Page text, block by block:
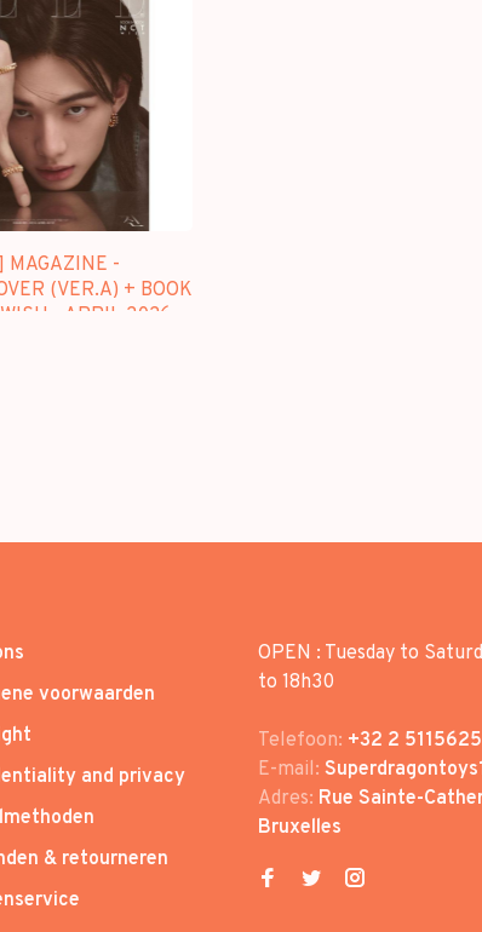
MAGAZINE -
(VER.A) + BOOK
- APRIL 2026
voorwaarden
and privacy
& retourneren
OPEN : Tuesday to
to 18h30
Telefoon: +32 2 5115625
E-mail:
Adres: Rue Sainte-
Bruxelles